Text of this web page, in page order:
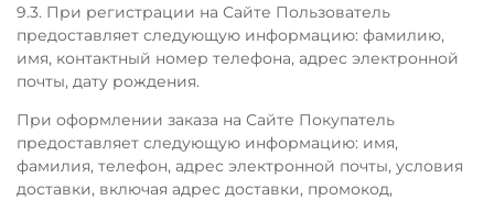
9.3. При регистрации на Сайте Пользователь
предоставляет следующую информацию: фамилию,
имя, контактный номер телефона, адрес электронной
почты, дату рождения.
При оформлении заказа на Сайте Покупатель
предоставляет следующую информацию: имя,
фамилия, телефон, адрес электронной почты, условия
доставки, включая адрес доставки, промокод,